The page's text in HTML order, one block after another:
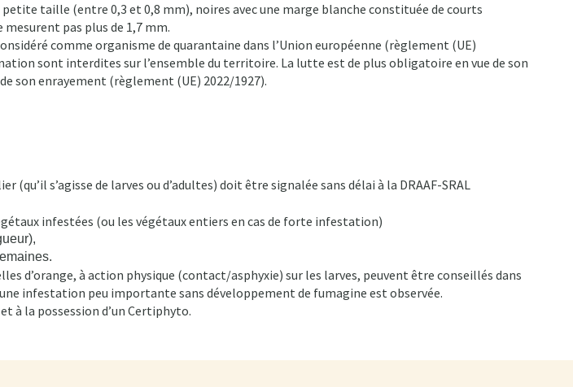
taille (entre 0,3 et 0,8 mm), noires avec une marge blanche constituée de courts
pas plus de 1,7 mm.
comme organisme de quarantaine dans l’Union européenne (règlement (UE)
sont interdites sur l’ensemble du territoire. La lutte est de plus obligatoire en vue de son
son enrayement (règlement (UE) 2022/1927).
s’agisse de larves ou d’adultes) doit être signalée sans délai à la DRAAF-SRAL
infestées (ou les végétaux entiers en cas de forte infestation)
d’orange, à action physique (contact/asphyxie) sur les larves, peuvent être conseillés dans
infestation peu importante sans développement de fumagine est observée.
à la possession d’un Certiphyto.